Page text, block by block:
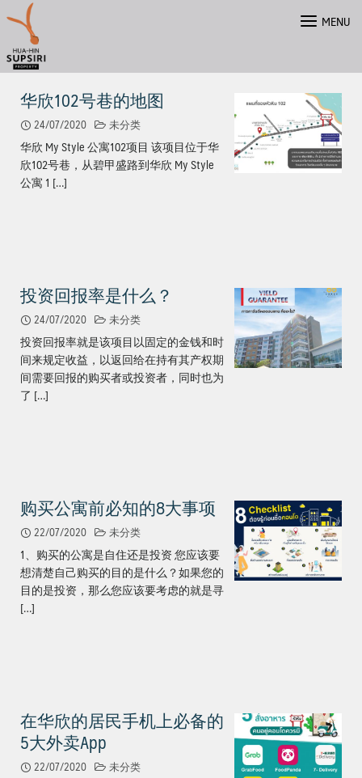
content
ไทย
MENU
华欣102号巷的地图
24/07/2020 未分类
华欣 My Style 公寓102项目 该项目位于华
欣102号巷，从碧甲盛路到华欣 My Style
公寓 1 […]
投资回报率是什么？
24/07/2020 未分类
投资回报率就是该项目以固定的金钱和时
间来规定收益，以返回给在持有其产权期
间需要回报的购买者或投资者，同时也为
了 […]
购买公寓前必知的8大事项
22/07/2020 未分类
1、购买的公寓是自住还是投资 您应该要
想清楚自己购买的目的是什么？如果您的
目的是投资，那么您应该要考虑的就是寻
[…]
在华欣的居民手机上必备的
5大外卖App
22/07/2020 未分类